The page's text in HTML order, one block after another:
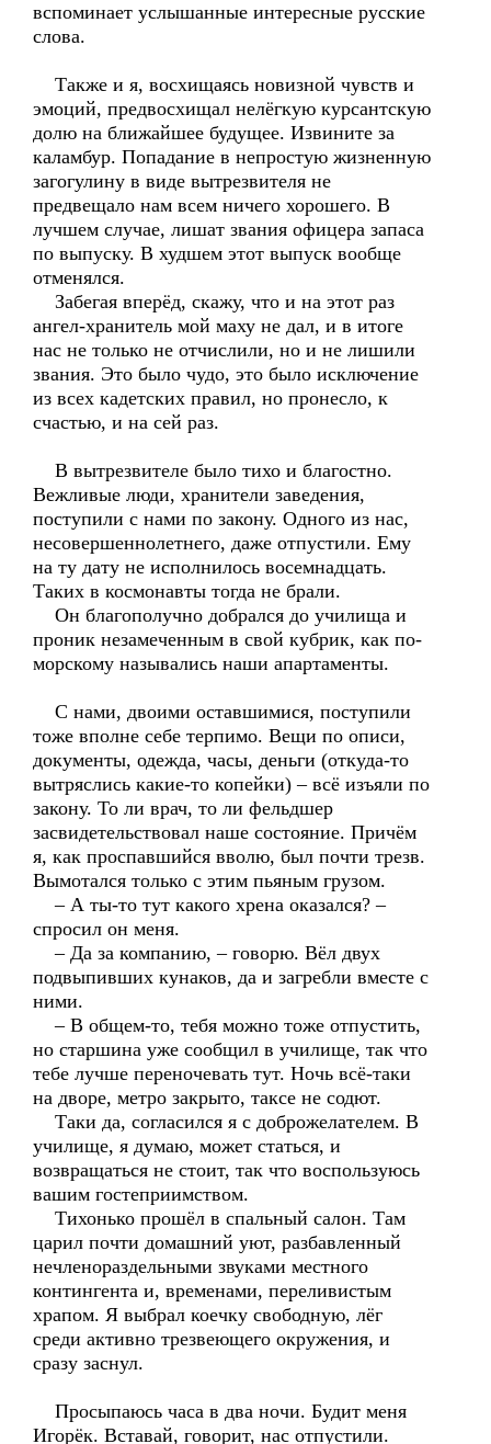
вспоминает услышанные интересные русские
слова.
Также и я, восхищаясь новизной чувств и
эмоций, предвосхищал нелёгкую курсантскую
долю на ближайшее будущее. Извините за
каламбур. Попадание в непростую жизненную
загогулину в виде вытрезвителя не
предвещало нам всем ничего хорошего. В
лучшем случае, лишат звания офицера запаса
по выпуску. В худшем этот выпуск вообще
отменялся.
Забегая вперёд, скажу, что и на этот раз
ангел-хранитель мой маху не дал, и в итоге
нас не только не отчислили, но и не лишили
звания. Это было чудо, это было исключение
из всех кадетских правил, но пронесло, к
счастью, и на сей раз.
В вытрезвителе было тихо и благостно.
Вежливые люди, хранители заведения,
поступили с нами по закону. Одного из нас,
несовершеннолетнего, даже отпустили. Ему
на ту дату не исполнилось восемнадцать.
Таких в космонавты тогда не брали.
Он благополучно добрался до училища и
проник незамеченным в свой кубрик, как по-
морскому назывались наши апартаменты.
С нами, двоими оставшимися, поступили
тоже вполне себе терпимо. Вещи по описи,
документы, одежда, часы, деньги (откуда-то
вытряслись какие-то копейки) – всё изъяли по
закону. То ли врач, то ли фельдшер
засвидетельствовал наше состояние. Причём
я, как проспавшийся вволю, был почти трезв.
Вымотался только с этим пьяным грузом.
– А ты-то тут какого хрена оказался? –
спросил он меня.
– Да за компанию, – говорю. Вёл двух
подвыпивших кунаков, да и загребли вместе с
ними.
– В общем-то, тебя можно тоже отпустить,
но старшина уже сообщил в училище, так что
тебе лучше переночевать тут. Ночь всё-таки
на дворе, метро закрыто, таксе не содют.
Таки да, согласился я с доброжелателем. В
училище, я думаю, может статься, и
возвращаться не стоит, так что воспользуюсь
вашим гостеприимством.
Тихонько прошёл в спальный салон. Там
царил почти домашний уют, разбавленный
нечленораздельными звуками местного
контингента и, временами, переливистым
храпом. Я выбрал коечку свободную, лёг
среди активно трезвеющего окружения, и
сразу заснул.
Просыпаюсь часа в два ночи. Будит меня
Игорёк. Вставай, говорит, нас отпустили.